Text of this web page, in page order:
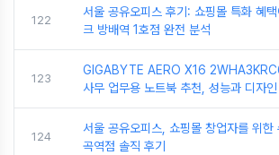
122
서울 공유오피스 후기: 쇼핑몰 특화 혜
크 방배역 1호점 완전 분석
123
GIGABYTE AERO X16
사무 업무용 노트북 추천, 성능과 디자
124
서울 공유오피스, 쇼핑몰 창업자를 위한
곡역점 솔직 후기